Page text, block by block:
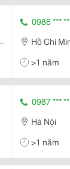
0986 ***
Hồ Chí
>1 năm
0987 ***
Hà Nội
>1 năm